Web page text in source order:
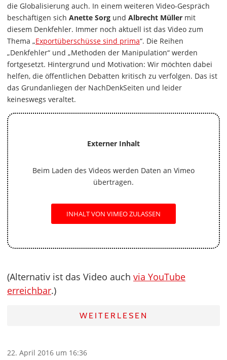
die Globalisierung auch. In einem weiteren Video-Gespräch
beschäftigen sich Anette Sorg und Albrecht Müller mit
diesem Denkfehler. Immer noch aktuell ist das Video zum
Thema „Exportüberschüsse sind prima“. Die Reihen
„Denkfehler“ und „Methoden der Manipulation“ werden
fortgesetzt. Hintergrund und Motivation: Wir möchten dabei
helfen, die öffentlichen Debatten kritisch zu verfolgen. Das ist
das Grundanliegen der NachDenkSeiten und leider
keineswegs veraltet.
Externer Inhalt
Beim Laden des Videos werden Daten an Vimeo
übertragen.
INHALT VON VIMEO ZULASSEN
(Alternativ ist das Video auch via YouTube
erreichbar.)
WEITERLESEN
22. April 2016 um 16:36